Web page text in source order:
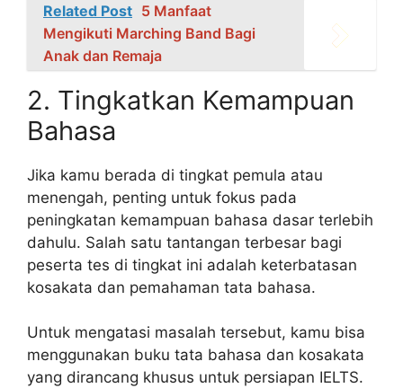
Related Post 5 Manfaat
Mengikuti Marching Band Bagi
Anak dan Remaja
2. Tingkatkan Kemampuan
Bahasa
Jika kamu berada di tingkat pemula atau
menengah, penting untuk fokus pada
peningkatan kemampuan bahasa dasar terlebih
dahulu. Salah satu tantangan terbesar bagi
peserta tes di tingkat ini adalah keterbatasan
kosakata dan pemahaman tata bahasa.
Untuk mengatasi masalah tersebut, kamu bisa
menggunakan buku tata bahasa dan kosakata
yang dirancang khusus untuk persiapan IELTS.